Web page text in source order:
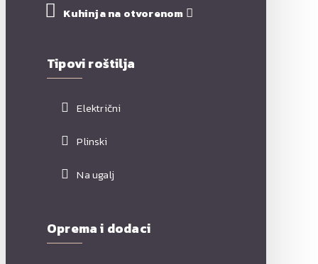
Kuhinja na otvorenom
Tipovi roštilja
Električni
Plinski
Na ugalj
Oprema i dodaci